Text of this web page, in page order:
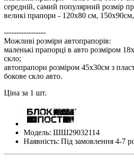
середній, самий популярний розмір
великі прапори - 120х80 см, 150х90см,
-----------------
Можливі розміри автопрапорів:
маленькі прапорці в авто розміром
скло;
автопрапори розміром 45х30см з
бокове скло авто.
Ціна за 1 шт.
Модель: ШШ29032114
Наявність: Під замовлення 4-7